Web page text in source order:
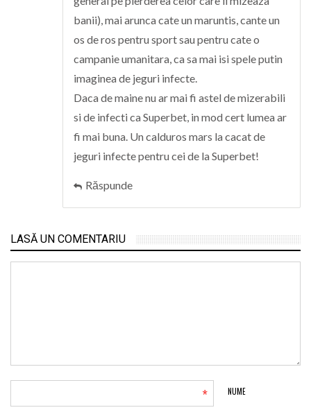
banii), mai arunca cate un maruntis, cante un
os de ros pentru sport sau pentru cate o
campanie umanitara, ca sa mai isi spele putin
imaginea de jeguri infecte.
Daca de maine nu ar mai fi astel de mizerabili
si de infecti ca Superbet, in mod cert lumea ar
fi mai buna. Un calduros mars la cacat de
jeguri infecte pentru cei de la Superbet!
Răspunde
LASĂ UN COMENTARIU
NUME
*